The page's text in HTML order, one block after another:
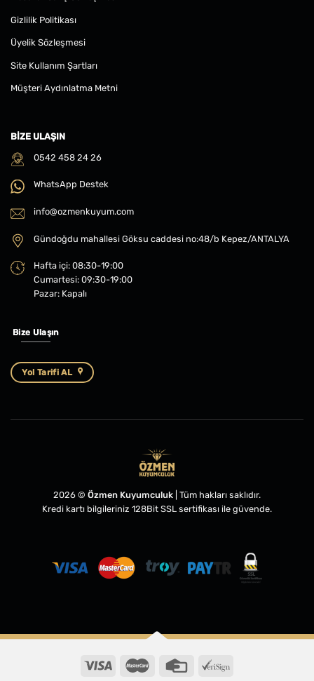
Gizlilik Politikası
Üyelik Sözleşmesi
Site Kullanım Şartları
Müşteri Aydınlatma Metni
BIZE ULAŞIN
0542 458 24 26
WhatsApp Destek
info@ozmenkuyum.com
Gündoğdu mahallesi Göksu caddesi no:48/b Kepez/ANTALYA
Hafta içi: 08:30-19:00
Cumartesi: 09:30-19:00
Pazar: Kapalı
Bize Ulaşın
Yol Tarifi AL
2026 © Özmen Kuyumculuk | Tüm hakları saklıdır.
Kredi kartı bilgileriniz 128Bit SSL sertifikası ile güvende.